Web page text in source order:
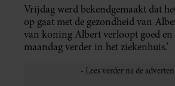
Vrijdag werd bekendgemaakt dat
op gaat met de gezondheid van
van koning Albert verloopt goed en
maandag verder in het ziekenhuis.’